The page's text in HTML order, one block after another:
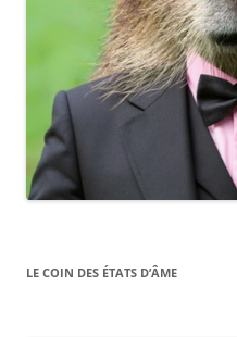
LE COIN DES ÉTATS D’ÂME